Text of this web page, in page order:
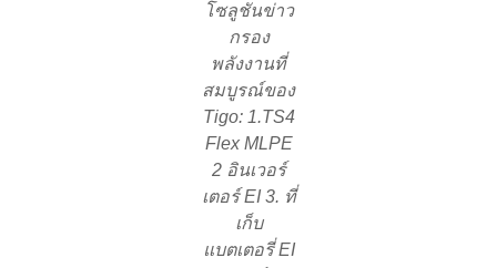
โซลูชันข่าว
กรอง
พลังงานที่
สมบูรณ์ของ
Tigo: 1.TS4
Flex MLPE
2 อินเวอร์
เตอร์ EI 3. ที่
เก็บ
แบตเตอรี่ EI